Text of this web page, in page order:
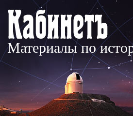
Материалы по